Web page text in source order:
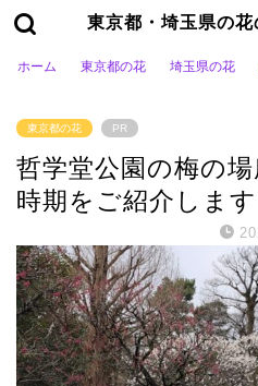
東京都・埼玉県の
ホーム 東京都の花 埼玉県の花
東京都の花 PR
哲学堂公園の梅の
時期をご紹介します